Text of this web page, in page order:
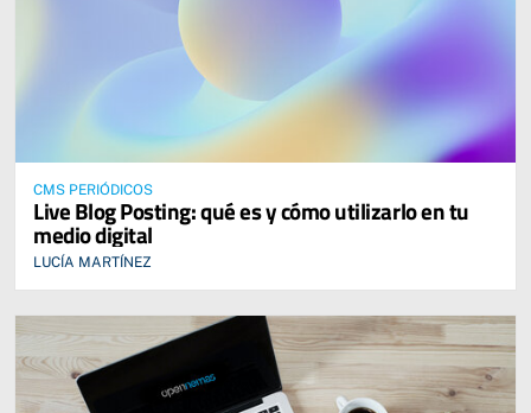
CMS PERIÓDICOS
Live Blog Posting: qué es y cómo utilizarlo en tu
medio digital
LUCÍA MARTÍNEZ